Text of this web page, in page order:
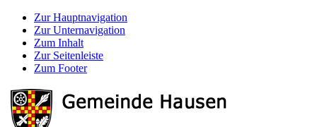
Zur Hauptnavigation
Zur Unternavigation
Zum Inhalt
Zur Seitenleiste
Zum Footer